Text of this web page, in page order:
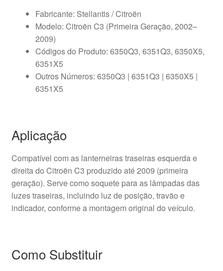
Fabricante: Stellantis / Citroën
Modelo: Citroën C3 (Primeira Geração, 2002–
2009)
Códigos do Produto: 6350Q3, 6351Q3, 6350X5,
6351X5
Outros Números: 6350Q3 | 6351Q3 | 6350X5 |
6351X5
Aplicação
Compatível com as lanterneiras traseiras esquerda e
direita do Citroën C3 produzido até 2009 (primeira
geração). Serve como soquete para as lâmpadas das
luzes traseiras, incluindo luz de posição, travão e
indicador, conforme a montagem original do veículo.
Como Substituir